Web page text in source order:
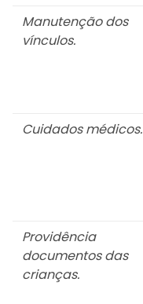
Manutenção dos
vínculos.
Cuidados médicos.
Providência
documentos das
crianças.